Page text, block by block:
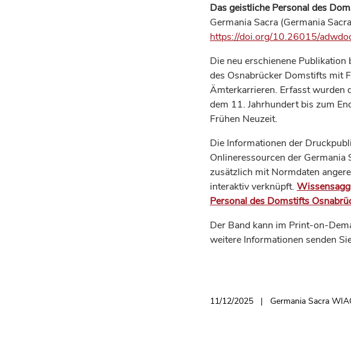
Das geistliche Personal des
Germania Sacra (Germania
https://doi.org/10.26015/
Die neu erschienene
des Osnabrücker Domstifts mit
Ämterkarrieren. Erfasst wurden
dem 11. Jahrhundert bis zum
Frühen Neuzeit.
Die Informationen der
Onlineressourcen der
zusätzlich mit Normdaten
interaktiv verknüpft.
Personal des Domstifts
Der Band kann im Print-on-
weitere Informationen senden
11/12/2025 Germania Sacra